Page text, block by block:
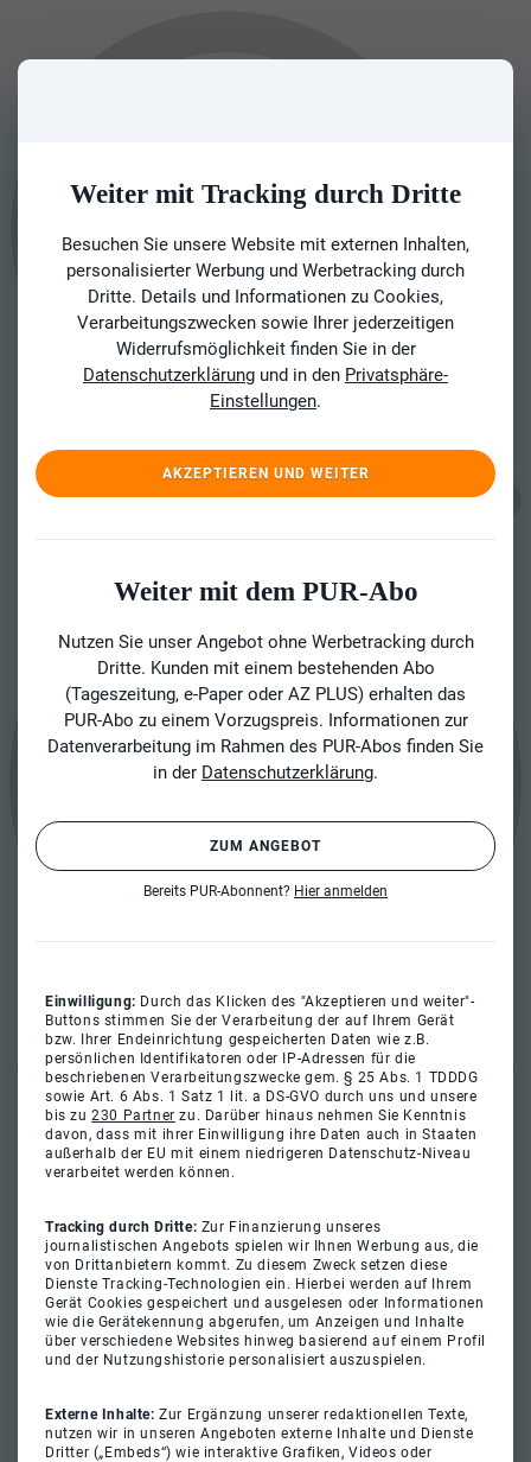
Weiter mit Tracking durch Dritte
Besuchen Sie unsere Website mit externen Inhalten,
personalisierter Werbung und Werbetracking durch
Dritte. Details und Informationen zu Cookies,
Verarbeitungszwecken sowie Ihrer jederzeitigen
Widerrufsmöglichkeit finden Sie in der
Datenschutzerklärung und in den Privatsphäre-
Einstellungen.
AKZEPTIEREN UND WEITER
Weiter mit dem PUR-Abo
Nutzen Sie unser Angebot ohne Werbetracking durch
Dritte. Kunden mit einem bestehenden Abo
(Tageszeitung, e-Paper oder AZ PLUS) erhalten das
PUR-Abo zu einem Vorzugspreis. Informationen zur
Datenverarbeitung im Rahmen des PUR-Abos finden Sie
in der Datenschutzerklärung.
ZUM ANGEBOT
Bereits PUR-Abonnent? Hier anmelden
Einwilligung: Durch das Klicken des "Akzeptieren und weiter"-
Buttons stimmen Sie der Verarbeitung der auf Ihrem Gerät
bzw. Ihrer Endeinrichtung gespeicherten Daten wie z.B.
persönlichen Identifikatoren oder IP-Adressen für die
beschriebenen Verarbeitungszwecke gem. § 25 Abs. 1 TDDDG
sowie Art. 6 Abs. 1 Satz 1 lit. a DS-GVO durch uns und unsere
bis zu230 Partner zu. Darüber hinaus nehmen Sie Kenntnis
davon, dass mit ihrer Einwilligung ihre Daten auch in Staaten
außerhalb der EU mit einem niedrigeren Datenschutz-Niveau
verarbeitet werden können.
Tracking durch Dritte: Zur Finanzierung unseres
journalistischen Angebots spielen wir Ihnen Werbung aus, die
von Drittanbietern kommt. Zu diesem Zweck setzen diese
Dienste Tracking-Technologien ein. Hierbei werden auf Ihrem
Gerät Cookies gespeichert und ausgelesen oder Informationen
wie die Gerätekennung abgerufen, um Anzeigen und Inhalte
über verschiedene Websites hinweg basierend auf einem Profil
und der Nutzungshistorie personalisiert auszuspielen.
Externe Inhalte:Zur Ergänzung unserer redaktionellen Texte,
nutzen wir in unseren Angeboten externe Inhalte und Dienste
Dritter („Embeds“) wie interaktive Grafiken, Videos oder